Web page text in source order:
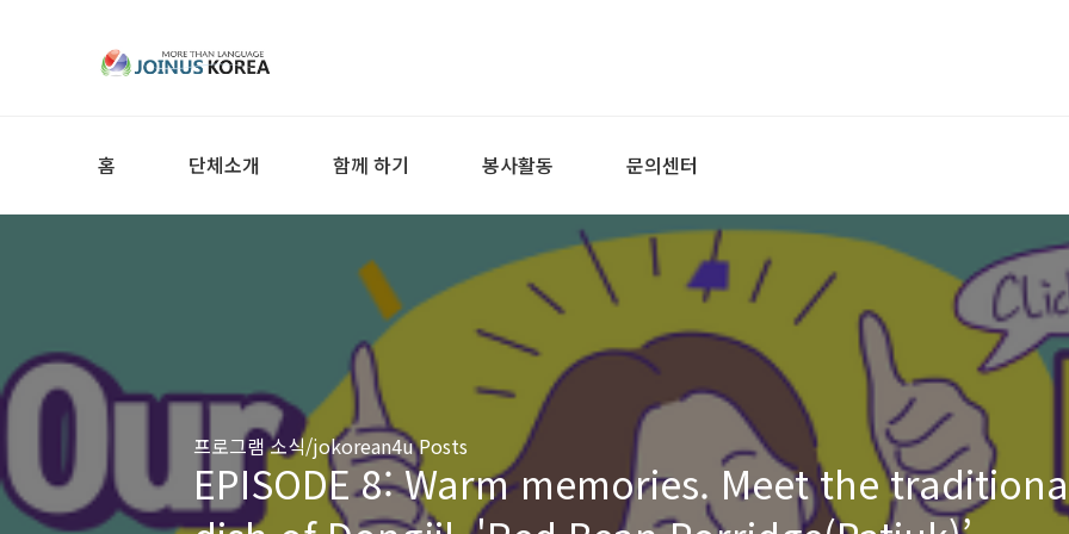
홈 단체소개 함께 하기 봉사활동 문의센터
프로그램 소식/jokorean4u Posts
EPISODE 8: Warm memories. Meet the